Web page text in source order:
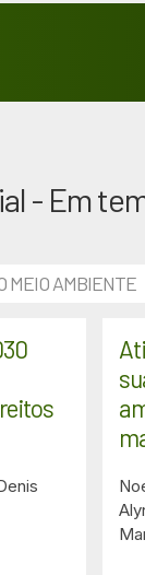
- Em
MEIO AMBIENTE